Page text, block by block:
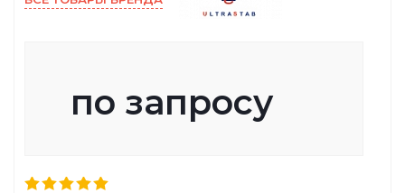
по запросу